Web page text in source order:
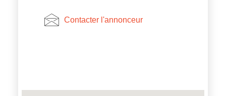
Contacter l'annonceur